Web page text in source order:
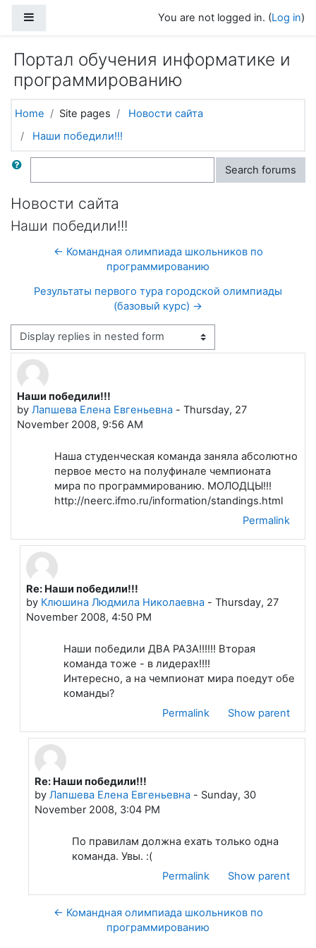
You are not logged in. (Log in)
Портал обучения информатике и
программированию
Home Site pages
Новости сайта
Наши победили!!!
Search Search forums
Новости сайта
Наши победили!!!
← Командная олимпиада школьников по
программированию
Результаты первого тура городской олимпиады
(базовый курс) →
Display mode
Наши победили!!!
by Лапшева Елена Евгеньевна - Thursday, 27
November 2008, 9:56 AM
Number of replies: 2
Наша студенческая команда заняла абсолютно
первое место на полуфинале чемпионата
мира по программированию. МОЛОДЦЫ!!!
http://neerc.ifmo.ru/information/standings.html
Permalink
In reply to Лапшева Елена Евгеньевна
Re: Наши победили!!!
by Клюшина Людмила Николаевна- Thursday, 27
November 2008, 4:50 PM
Наши победили ДВА РАЗА!!!!!! Вторая
команда тоже - в лидерах!!!!
Интересно, а на чемпионат мира поедут обе
команды?
Permalink
Show parent
In reply to Клюшина Людмила Николаевна
Re: Наши победили!!!
by Лапшева Елена Евгеньевна- Sunday, 30
November 2008, 3:04 PM
По правилам должна ехать только одна
команда. Увы. :(
Permalink
Show parent
← Командная олимпиада школьников по
программированию